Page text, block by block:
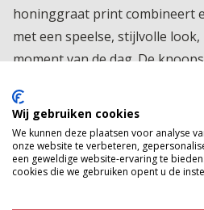
honinggraat print combineert
met een speelse, stijlvolle
moment van de dag. De
model geven haar een
structuur zorgt voor een
Product kenmerken
Betaalinformatie
Wij gebruiken cookies
We kunnen deze plaatsen voor analyse
onze website te verbeteren,
een geweldige website-ervaring te
cookies die we gebruiken opent u de